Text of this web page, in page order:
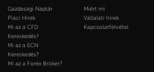
Gazdasági Naptár
Piaci Hírek
Mi az a CFD
Kereskedés?
Mi az a ECN
Kereskedés?
Mi az a Forex Bróker?
Miért mi
Vállalati hírek
Kapcsolatfelvétel